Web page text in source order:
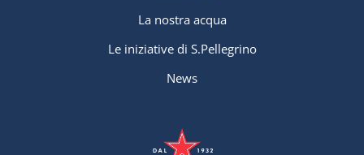
La nostra acqua
Le iniziative di S.Pellegrino
News